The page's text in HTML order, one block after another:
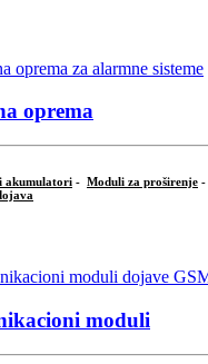
oprema
akumulatori - Moduli za proširenje -
moduli